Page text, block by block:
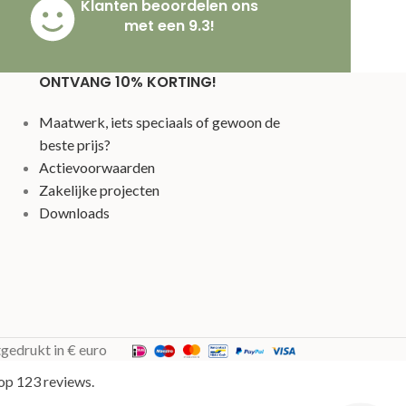
Klanten beoordelen ons
met een 9.3!
ONTVANG 10% KORTING!
Maatwerk, iets speciaals of gewoon de
beste prijs?
Actievoorwaarden
Zakelijke projecten
Downloads
in € euro
123 reviews.